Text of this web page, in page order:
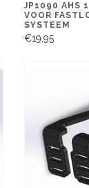
JP1090 AHS
VOOR
SYSTEEM
€19,95